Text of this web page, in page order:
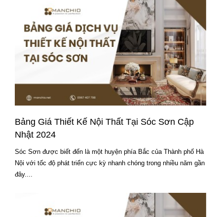
Bảng Giá Thiết Kế Nội Thất Tại Sóc Sơn Cập
Nhật 2024
Sóc Sơn được biết đến là một huyện phía Bắc của Thành phố Hà
Nội với tốc độ phát triển cực kỳ nhanh chóng trong nhiều năm gần
đây....